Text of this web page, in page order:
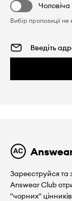
Вибір пропозиції
Зареєструйся та
Answear Club
"чорних"